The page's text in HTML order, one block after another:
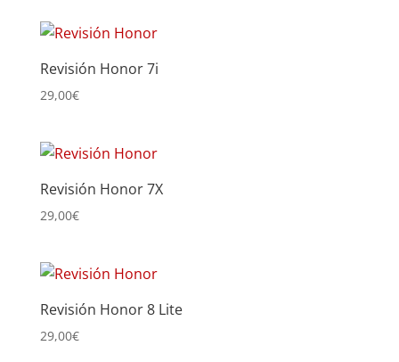
Revisión Honor 7i
29,00€
Revisión Honor 7X
29,00€
Revisión Honor 8 Lite
29,00€